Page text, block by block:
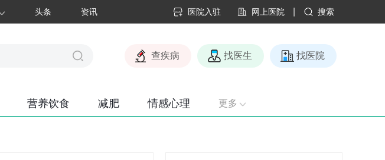
头条 资讯 医院入驻 网上医院 搜索
查疾病 找医生 找医院
营养饮食 减肥 情感心理 更多